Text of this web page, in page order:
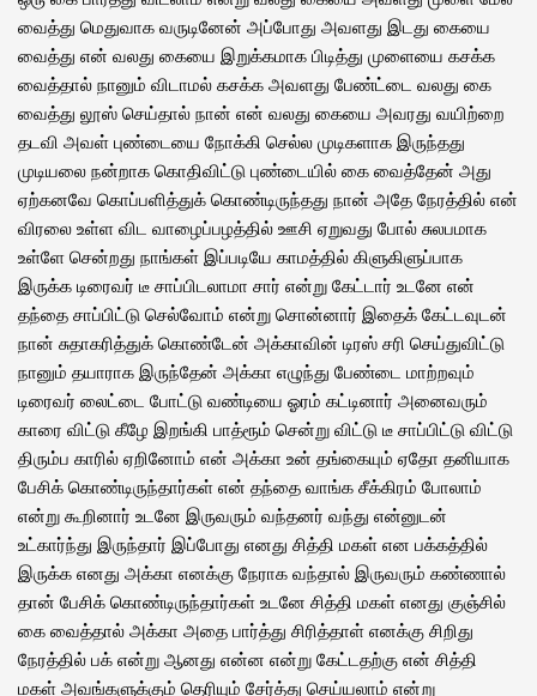
வைத்து மெதுவாக வருடினேன் அப்போது அவளது இடது கையை
வைத்து என் வலது கையை இறுக்கமாக பிடித்து முளையை‌ கசக்க
வைத்தால் நானும் விடாமல் கசக்க அவளது பேண்ட்டை வலது கை
வைத்து லூஸ் செய்தால் நான் என் வலது கையை அவரது வயிற்றை
தடவி அவள் புண்டையை நோக்கி செல்ல முடிகளாக இருந்தது
முடியலை நன்றாக கொதிவிட்டு புண்டையில் கை வைத்தேன் அது
ஏற்கனவே கொப்பளித்துக் கொண்டிருந்தது நான் அதே நேரத்தில் என்
விரலை உள்ள விட வாழைப்பழத்தில் ஊசி ஏறுவது போல் சுலபமாக
உள்ளே சென்றது நாங்கள் இப்படியே காமத்தில் கிளுகிளுப்பாக
இருக்க டிரைவர் டீ சாப்பிடலாமா சார் என்று கேட்டார் உடனே என்
தந்தை சாப்பிட்டு செல்வோம் என்று சொன்னார் இதைக் கேட்டவுடன்
நான் சுதாகரித்துக் கொண்டேன் அக்காவின் டிரஸ் சரி செய்துவிட்டு
நானும் தயாராக இருந்தேன் அக்கா எழுந்து பேண்டை மாற்றவும்
டிரைவர் லைட்டை போட்டு வண்டியை ஓரம் கட்டினார் அனைவரும்
காரை விட்டு கீழே இறங்கி பாத்ரூம் சென்று விட்டு டீ சாப்பிட்டு விட்டு
திரும்ப காரில் ஏறினோம் என் அக்கா உன் தங்கையும் ஏதோ தனியாக
பேசிக் கொண்டிருந்தார்கள் என் தந்தை வாங்க சீக்கிரம் போலாம்
என்று கூறினார் உடனே இருவரும் வந்தனர் வந்து என்னுடன்
உட்கார்ந்து இருந்தார் இப்போது எனது சித்தி மகள் என பக்கத்தில்
இருக்க எனது அக்கா எனக்கு நேராக வந்தால் இருவரும் கண்ணால்
தான் பேசிக் கொண்டிருந்தார்கள் உடனே சித்தி மகள் எனது குஞ்சில்
கை வைத்தால் அக்கா அதை பார்த்து சிரித்தாள் எனக்கு சிறிது
நேரத்தில் பக் என்று ஆனது என்ன என்று கேட்டதற்கு என் சித்தி
மகள் அவங்களுக்கும் தெரியும் சேர்த்து செய்யலாம் என்று